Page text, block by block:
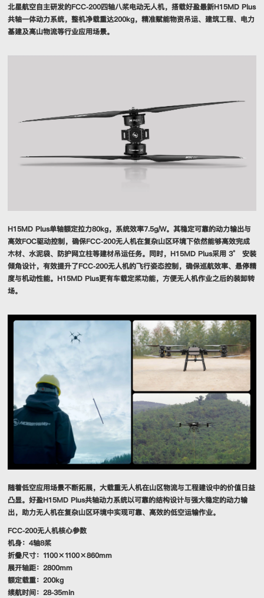
北星航空自主研发的FCC-200四轴八桨电动无人机，搭载好盈最新H15MD Plus
共轴一体动力系统，整机净载重达200kg，精准赋能物资吊运、建筑工程、电力
基建及高山物流等行业应用场景。
H15MD Plus单轴额定拉力80kg，系统效率7.5g/W。其稳定可靠的动力输出与
高效FOC驱动控制，确保FCC-200无人机在复杂山区环境下依然能够高效完成
木材、水泥袋、防护网立柱等建材吊运任务。同时，H15MD Plus采用 3° 安装
倾角设计，有效提升了FCC-200无人机的飞行姿态控制，确保巡航效率、悬停精
度与机动性能。H15MD Plus更有车载定桨功能，方便无人机作业之后的装卸转
场。
随着低空应用场景不断拓展，大载重无人机在山区物流与工程建设中的价值日益
凸显。好盈H15MD Plus共轴动力系统以可靠的结构设计与强大稳定的动力输
出，助力无人机在复杂山区环境中实现可靠、高效的低空运输作业。
FCC-200无人机核心参数
机身：4轴8桨
折叠尺寸：1100×1100×860mm
展开轴距：2800mm
额定载重：200kg
续航时间：28-35min